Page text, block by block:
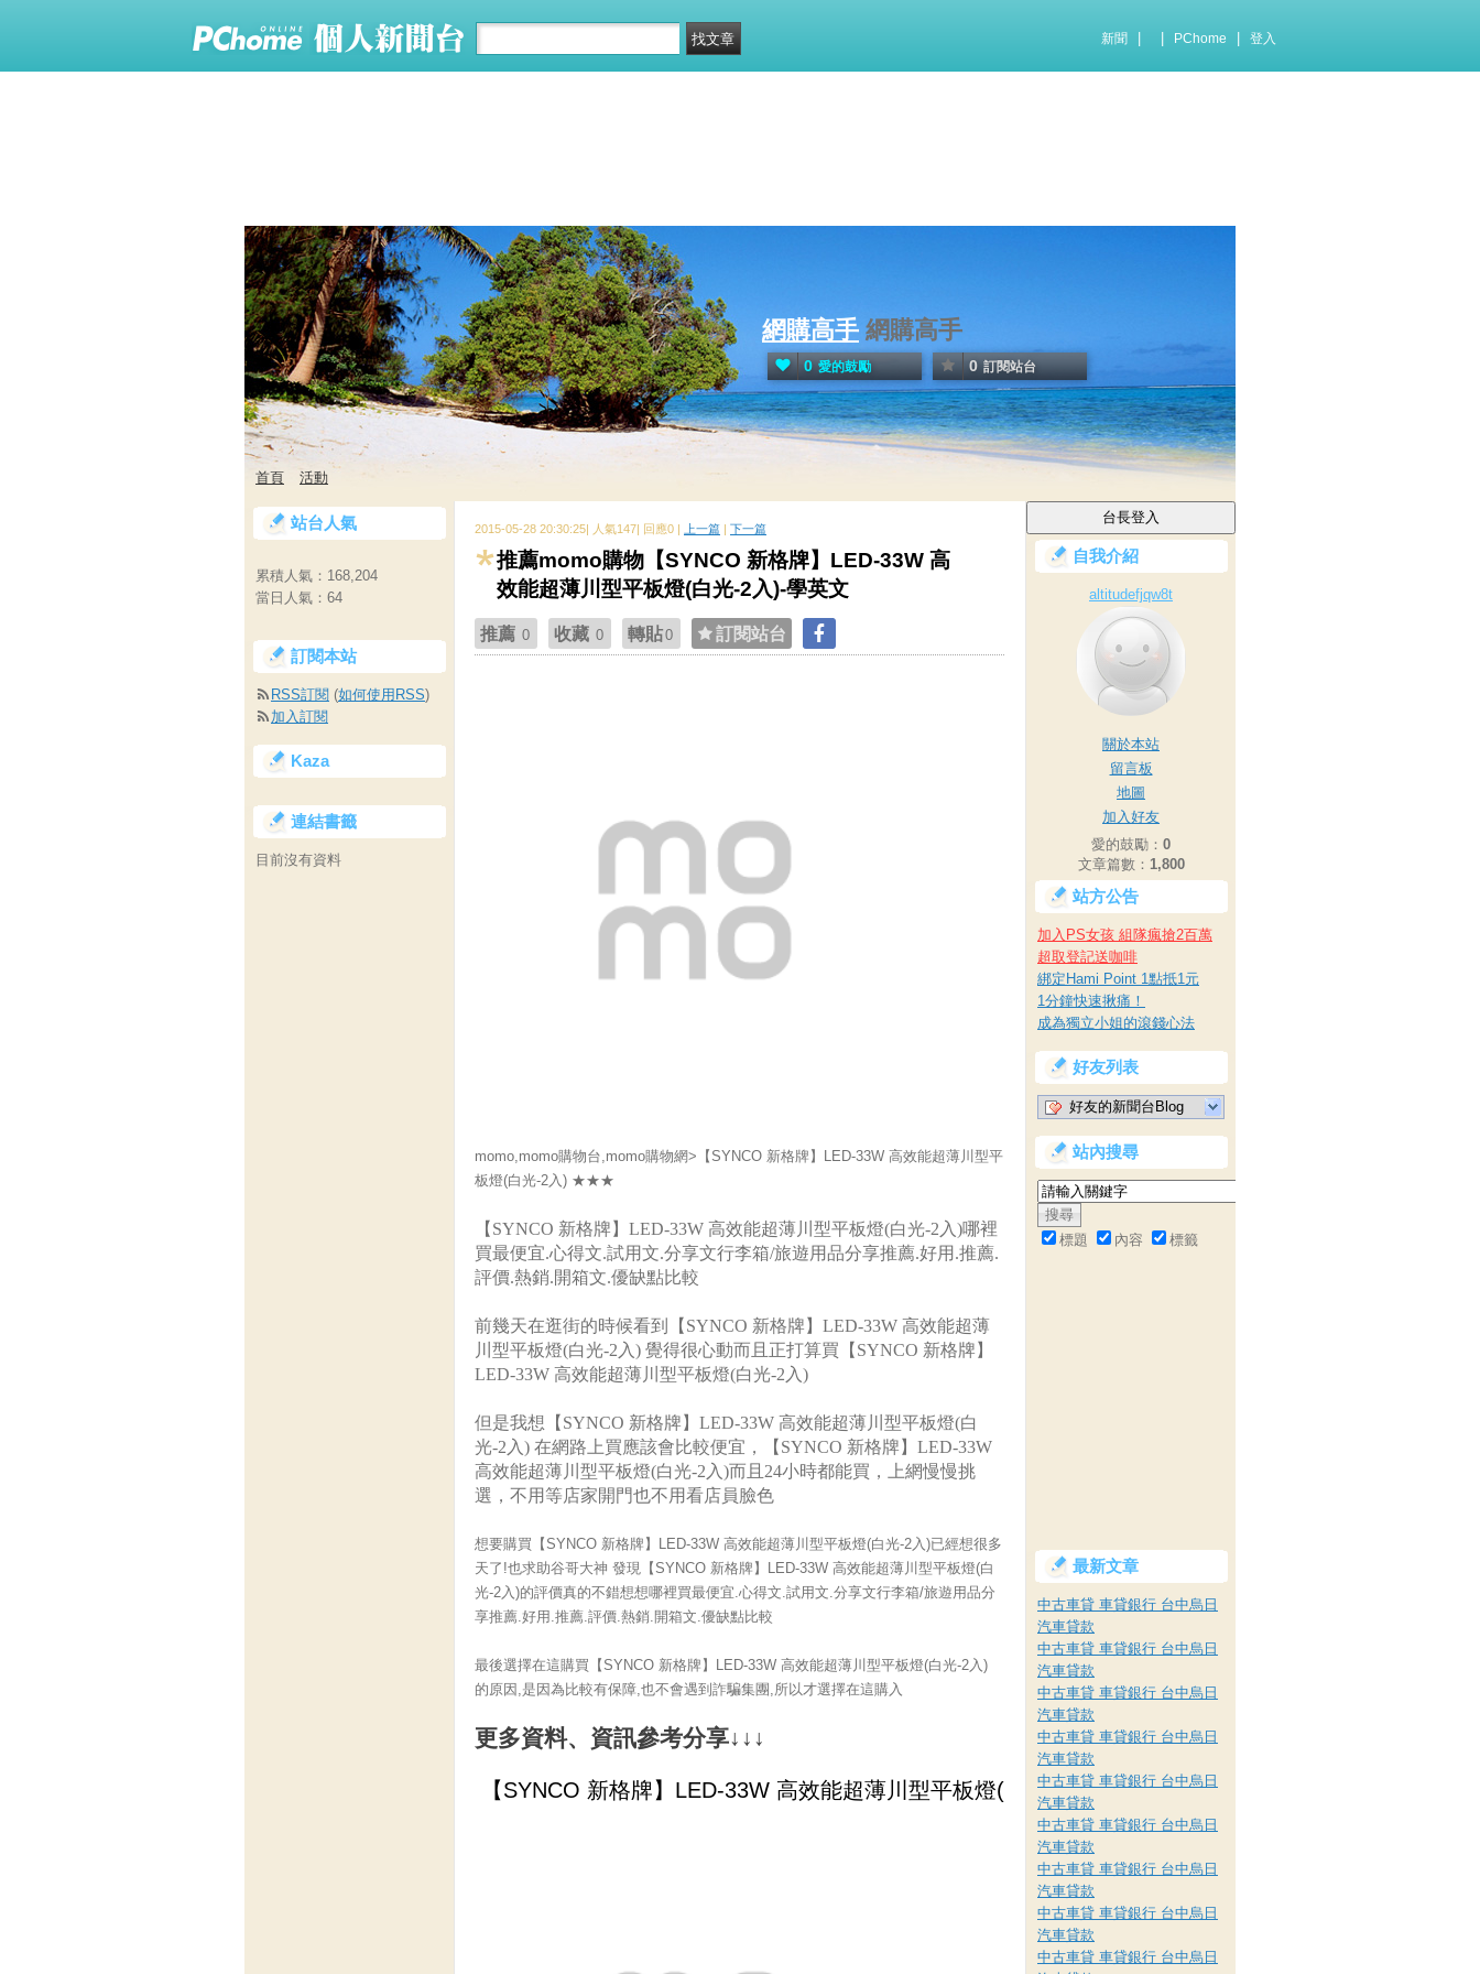
新聞 PChome 登入
網購高手 網購高手
0 愛的鼓勵 0 訂閱站台
首頁 活動
2015-05-28 20:30:25| 人氣147| 回應0 | 上一篇 | 下一篇
推薦momo購物【SYNCO 新格牌】LED-33W 高
效能超薄川型平板燈(白光-2入)-學英文
推薦 0 收藏 0 轉貼0 訂閱站台
momo,momo購物台,momo購物網>【SYNCO 新格牌】LED-33W 高效能超薄川型平
板燈(白光-2入) ★★★
【SYNCO 新格牌】LED-33W 高效能超薄川型平板燈(白光-2入)哪裡
買最便宜.心得文.試用文.分享文行李箱/旅遊用品分享推薦.好用.推薦.
評價.熱銷.開箱文.優缺點比較
前幾天在逛街的時候看到【SYNCO 新格牌】LED-33W 高效能超薄
川型平板燈(白光-2入) 覺得很心動而且正打算買【SYNCO 新格牌】
LED-33W 高效能超薄川型平板燈(白光-2入)
但是我想【SYNCO 新格牌】LED-33W 高效能超薄川型平板燈(白
光-2入) 在網路上買應該會比較便宜，【SYNCO 新格牌】LED-33W
高效能超薄川型平板燈(白光-2入)而且24小時都能買，上網慢慢挑
選，不用等店家開門也不用看店員臉色
想要購買【SYNCO 新格牌】LED-33W 高效能超薄川型平板燈(白光-2入)已經想很多
天了!也求助谷哥大神 發現【SYNCO 新格牌】LED-33W 高效能超薄川型平板燈(白
光-2入)的評價真的不錯想想哪裡買最便宜.心得文.試用文.分享文行李箱/旅遊用品分
享推薦.好用.推薦.評價.熱銷.開箱文.優缺點比較
最後選擇在這購買【SYNCO 新格牌】LED-33W 高效能超薄川型平板燈(白光-2入)
的原因,是因為比較有保障,也不會遇到詐騙集團,所以才選擇在這購入
更多資料、資訊參考分享↓↓↓
自我介紹
altitudefjqw8t
關於本站
留言板
地圖
加入好友
愛的鼓勵： 0
文章篇數： 1,800
站方公告
加入PS女孩 組隊瘋搶2百萬
超取登記送咖啡
綁定Hami Point 1點抵1元
1分鐘快速揪痛！
成為獨立小姐的滾錢心法
好友列表
好友的新聞台Blog
站內搜尋
標題 內容 標籤
最新文章
中古車貸 車貸銀行 台中烏日
汽車貸款
中古車貸 車貸銀行 台中烏日
汽車貸款
中古車貸 車貸銀行 台中烏日
汽車貸款
中古車貸 車貸銀行 台中烏日
汽車貸款
中古車貸 車貸銀行 台中烏日
汽車貸款
中古車貸 車貸銀行 台中烏日
汽車貸款
中古車貸 車貸銀行 台中烏日
汽車貸款
中古車貸 車貸銀行 台中烏日
汽車貸款
中古車貸 車貸銀行 台中烏日
站台人氣
累積人氣： 168,204
當日人氣： 64
訂閱本站
RSS訂閱 (如何使用RSS)
加入訂閱
Kaza
連結書籤
目前沒有資料